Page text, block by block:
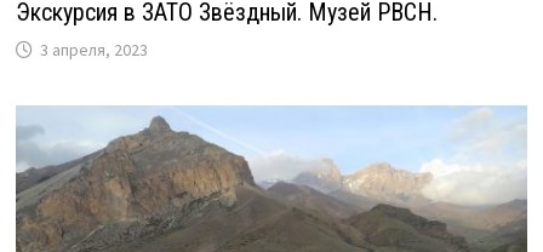
Экскурсия в ЗАТО Звёздный. Музей РВСН.
3 апреля, 2023